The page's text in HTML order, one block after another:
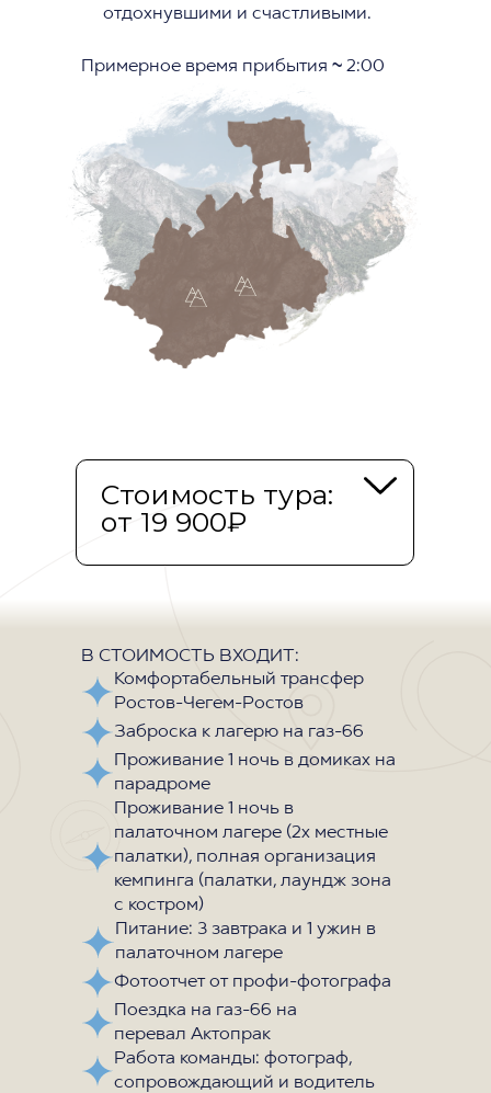
отдохнувшими и счастливыми.
Примерное время прибытия ~ 2:00
Стоимость тура:
от 19 900₽
палатке, 2ая - спальное место
хостеле при бронировании
на двоих
22500 р/чел - 1ая ночь в
палатке, 2ая - хостел
24900 р/чел - 1ая ночь в
палатке, 2ая - мансарда
В СТОИМОСТЬ ВХОДИТ:
Комфортабельный трансфер
Ростов-Чегем-Ростов
Заброска к лагерю на газ-66
Проживание 1 ночь в домиках на
парадроме
Проживание 1 ночь в
палаточном лагере (2х местные
палатки), полная организация
кемпинга (палатки, лаундж зона
с костром)
Питание: 3 завтрака и 1 ужин в
палаточном лагере
Фотоотчет от профи-фотографа
Поездка на газ-66 на
перевал Актопрак
Работа команды: фотограф,
сопровождающий и водитель